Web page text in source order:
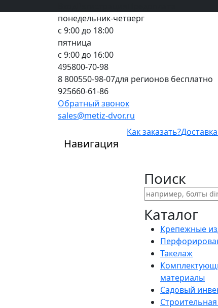
понедельник-четверг
с 9:00 до 18:00
пятница
с 9:00 до 16:00
495800-70-98
8 800550-98-07для регионов бесплатно
925660-61-86
Обратный звонок
sales@metiz-dvor.ru
Навигация
Как заказать?
Поиск
Каталог
Крепежные
Такелаж
материалы
Садовый